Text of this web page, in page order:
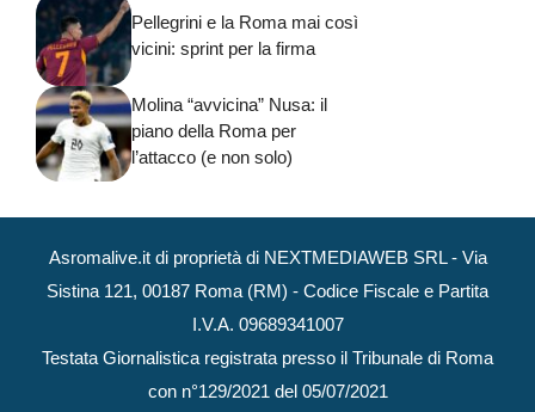
Pellegrini e la Roma mai così
vicini: sprint per la firma
Molina “avvicina” Nusa: il
piano della Roma per
l’attacco (e non solo)
Asromalive.it di proprietà di NEXTMEDIAWEB SRL - Via
Sistina 121, 00187 Roma (RM) - Codice Fiscale e Partita
I.V.A. 09689341007
Testata Giornalistica registrata presso il Tribunale di Roma
con n°129/2021 del 05/07/2021